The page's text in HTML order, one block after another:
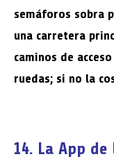
semáforos sobra
una carretera
caminos de
ruedas; si no la
14. La App